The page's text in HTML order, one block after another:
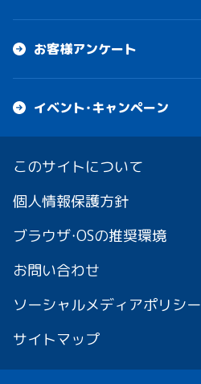
お客様アンケート
イベント・キャンペーン
このサイトについて
個人情報保護方針
ブラウザ・OSの推奨環境
お問い合わせ
ソーシャルメディアポリシー
サイトマップ